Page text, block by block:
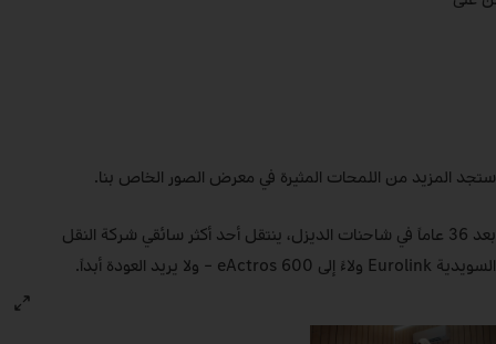
ستجد المزيد من اللمحات المثيرة في معرض الصور الخاص بنا.
بعد 36 عاماً في شاحنات الديزل، ينتقل أحد أكثر سائقي شركة النقل
السويدية Eurolink ولاءً إلى eActros 600 – ولا يريد العودة أبداً.